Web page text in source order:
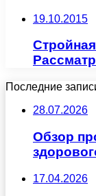
19.10.2015
Последние
28.07.2026
Обзор
17.04.2026